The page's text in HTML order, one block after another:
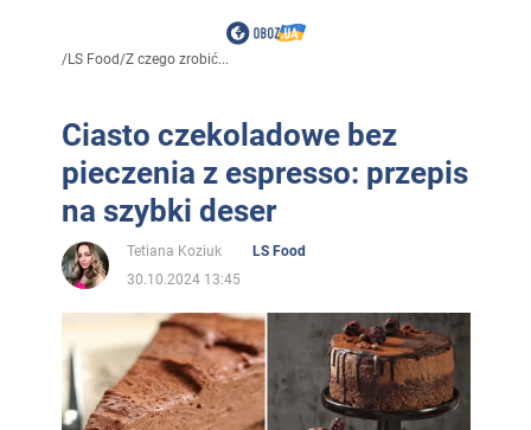
/LS Food/Z czego zrobić...
Ciasto czekoladowe bez
pieczenia z espresso: przepis
na szybki deser
Tetiana Koziuk
LS Food
30.10.2024 13:45